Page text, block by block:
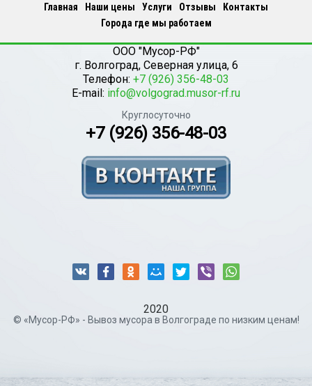
Главная Наши цены Услуги Отзывы
Контакты
Города где мы работаем
ООО "Мусор-РФ"
г. Волгоград, Северная улица, 6
Телефон: +7 (926) 356-48-03
E-mail: info@volgograd.musor-rf.ru
Круглосуточно
+7 (926) 356-48-03
2020
© «Мусор-РФ» - Вывоз мусора в Волгограде по низким ценам!